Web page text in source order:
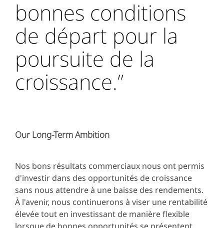
bonnes conditions
de départ pour la
poursuite de la
croissance.”
Our Long-Term Ambition
Nos bons résultats commerciaux nous ont permis
d'investir dans des opportunités de croissance
sans nous attendre à une baisse des rendements.
À l'avenir, nous continuerons à viser une rentabilité
élevée tout en investissant de manière flexible